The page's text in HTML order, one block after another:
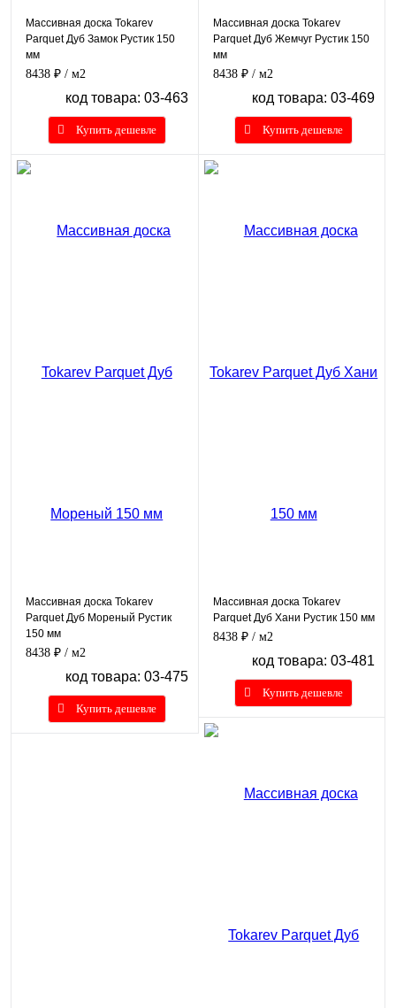
Массивная доска Tokarev
Parquet Дуб Замок Рустик 150
мм
8438 ₽ / м2
код товара: 03-463
Купить дешевле
Массивная доска Tokarev
Parquet Дуб Жемчуг Рустик 150
мм
8438 ₽ / м2
код товара: 03-469
Купить дешевле
Массивная доска Tokarev
Parquet Дуб Мореный Рустик
150 мм
8438 ₽ / м2
код товара: 03-475
Купить дешевле
Массивная доска Tokarev
Parquet Дуб Хани Рустик 150 мм
8438 ₽ / м2
код товара: 03-481
Купить дешевле